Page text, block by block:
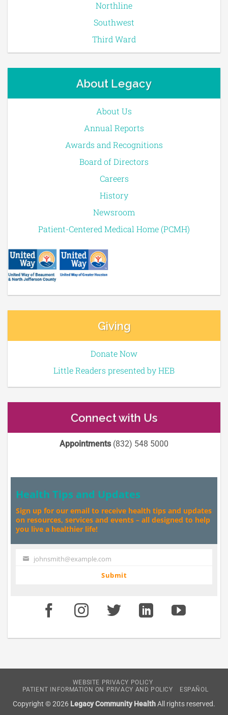
Northline
Southwest
Third Ward
About Legacy
About Us
Annual Reports
Awards and Recognitions
Board of Directors
Careers
History
Newsroom
Patient-Centered Medical Home (PCMH)
Giving
Donate Now
Little Readers presented by HEB
Connect with Us
Appointments(832) 548 5000
Health Tips and Updates
Sign up for our email to receive health tips and updates
on resources, services and events – all designed to help
you live a healthier life!
Your johnsmith@example.com
Submit
WEBSITE PRIVACY POLICY
PATIENT INFORMATION ON PRIVACY AND POLICY
ESPAÑOL
Copyright © 2026 Legacy Community HealthAll rights reserved.